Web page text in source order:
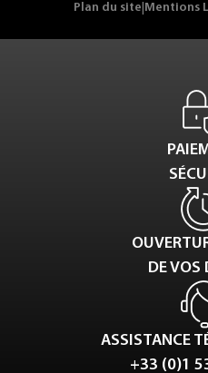
Plan du site Mentions
DE VOS
ASSISTANCE
+33 (0)1